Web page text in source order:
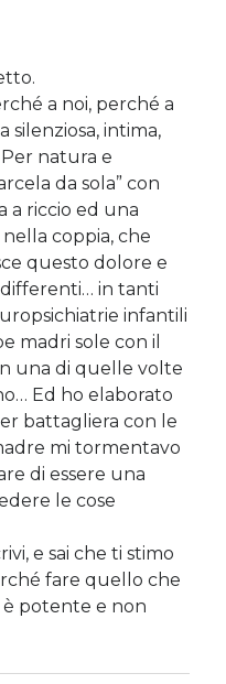
a noi, perché a
silenziosa, intima,
natura e
da sola” con
a riccio ed una
coppia, che
questo dolore e
in tanti
infantili
madri sole con il
una di quelle volte
Ed ho elaborato
battagliera con le
mi tormentavo
di essere una
le cose
e sai che ti stimo
fare quello che
è potente e non